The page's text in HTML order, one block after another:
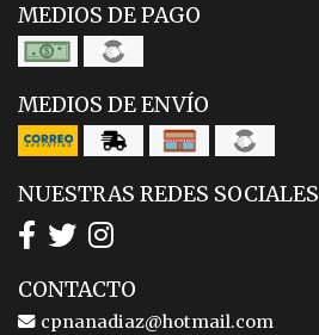
MEDIOS DE PAGO
MEDIOS DE ENVÍO
NUESTRAS REDES SOCIALES
CONTACTO
cpnanadiaz@hotmail.com